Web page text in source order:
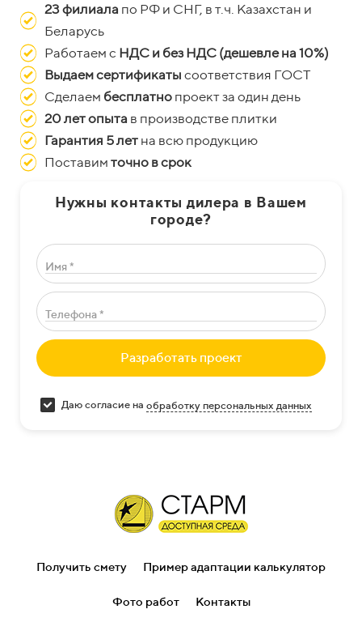
23 филиала по РФ и СНГ, в т.ч. Казахстан и
Беларусь
Работаем с НДС и без НДС (дешевле на 10%)
Выдаем сертификаты соответствия ГОСТ
Сделаем бесплатно проект за один день
20 лет опыта в производстве плитки
Гарантия 5 лет на всю продукцию
Поставим точно в срок
Нужны контакты дилера в Вашем
городе?
Имя *
Телефона *
Разработать проект
Даю согласие на обработку персональных данных
Получить смету Пример адаптации калькулятор
Фото работ Контакты